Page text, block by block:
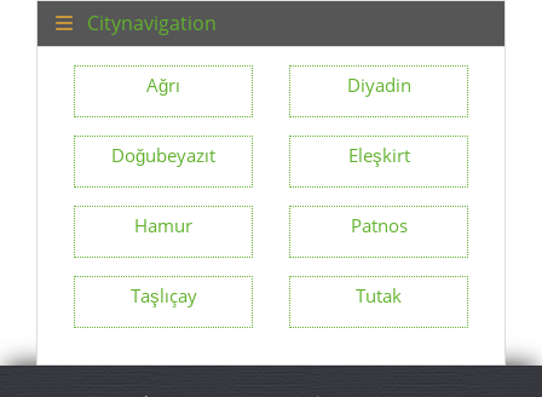
Citynavigation
Ağrı Diyadin
Doğubeyazıt Eleşkirt
Hamur Patnos
Taşlıçay Tutak